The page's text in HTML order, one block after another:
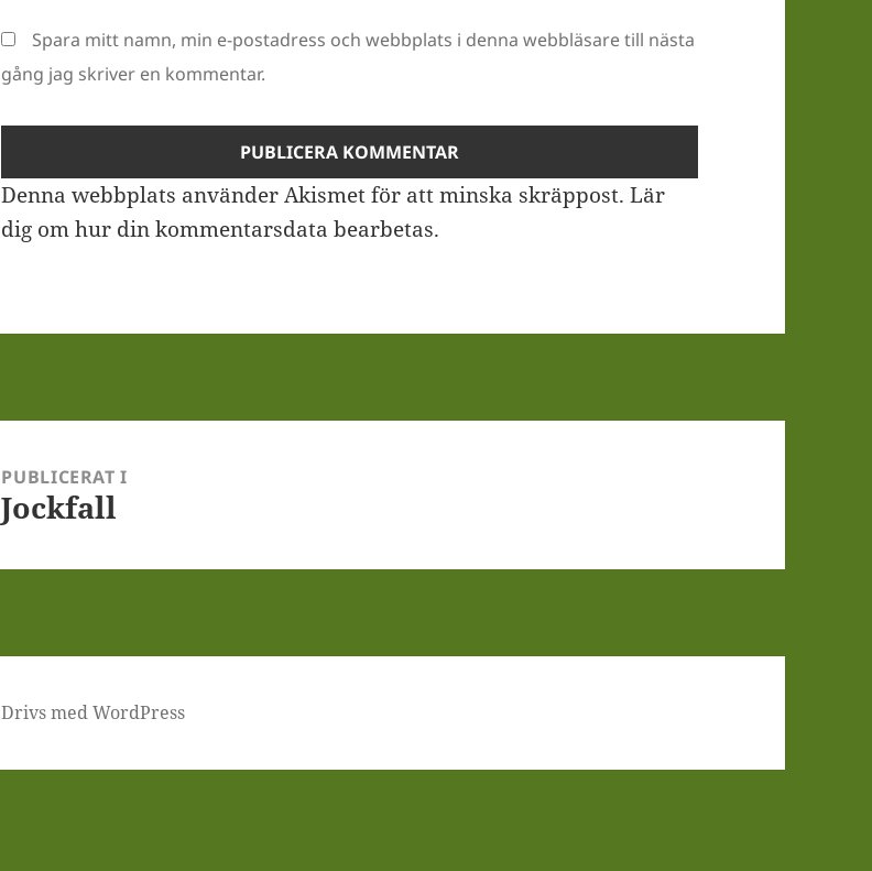
Spara mitt namn, min e-postadress och webbplats i denna webbläsare till nästa
gång jag skriver en kommentar.
Denna webbplats använder Akismet för att minska skräppost.Lär
dig om hur din kommentarsdata bearbetas.
PUBLICERAT I
Jockfall
Drivs med WordPress